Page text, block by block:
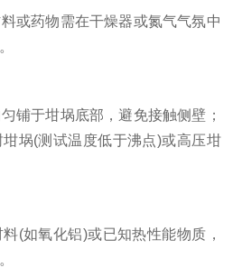
药物需在干燥器或氮气气氛中
于坩埚底部，避免接触侧壁；
埚(测试温度低于沸点)或高压坩
如氧化铝)或已知热性能物质，